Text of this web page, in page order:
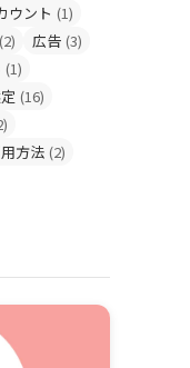
ウント (1)
(2) 広告 (3)
(1)
(16)
方法 (2)